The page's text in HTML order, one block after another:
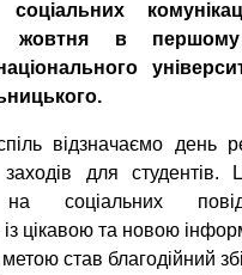
жовтня в першому
відзначаємо день
для студентів.
соціальних
цікавою та новою
став благодійний